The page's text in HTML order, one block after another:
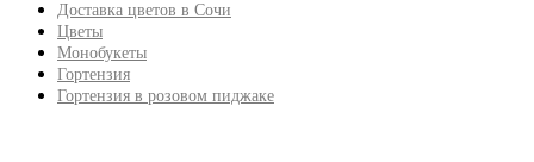
Доставка цветов в Сочи
Цветы
Монобукеты
Гортензия
Гортензия в розовом пиджаке